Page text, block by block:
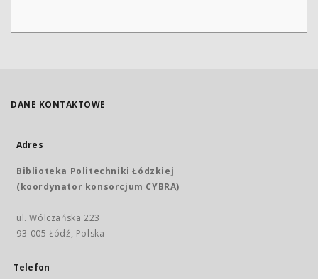
DANE KONTAKTOWE
Adres
Biblioteka Politechniki Łódzkiej
(koordynator konsorcjum CYBRA)
ul. Wólczańska 223
93-005 Łódź, Polska
Telefon